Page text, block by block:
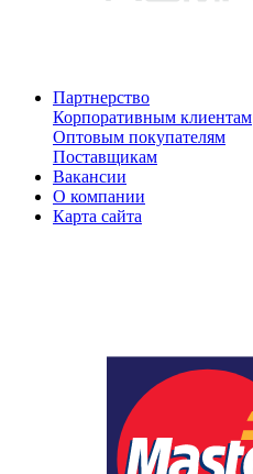
Партнерство
Корпоративным клиентам
Оптовым покупателям
Поставщикам
Вакансии
О компании
Карта сайта